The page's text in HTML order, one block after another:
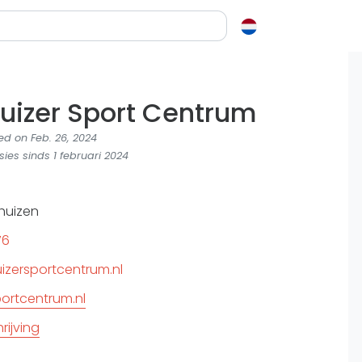
je op letten als je een racket koopt
zo leuk?
in squash
vinden
Sport Centrum
on Feb. 26, 2024
sinds 1 februari 2024